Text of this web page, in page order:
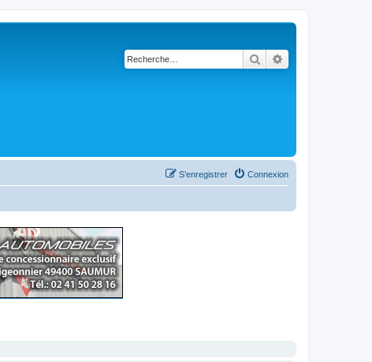
Rechercher
Connexion
S’enregistrer